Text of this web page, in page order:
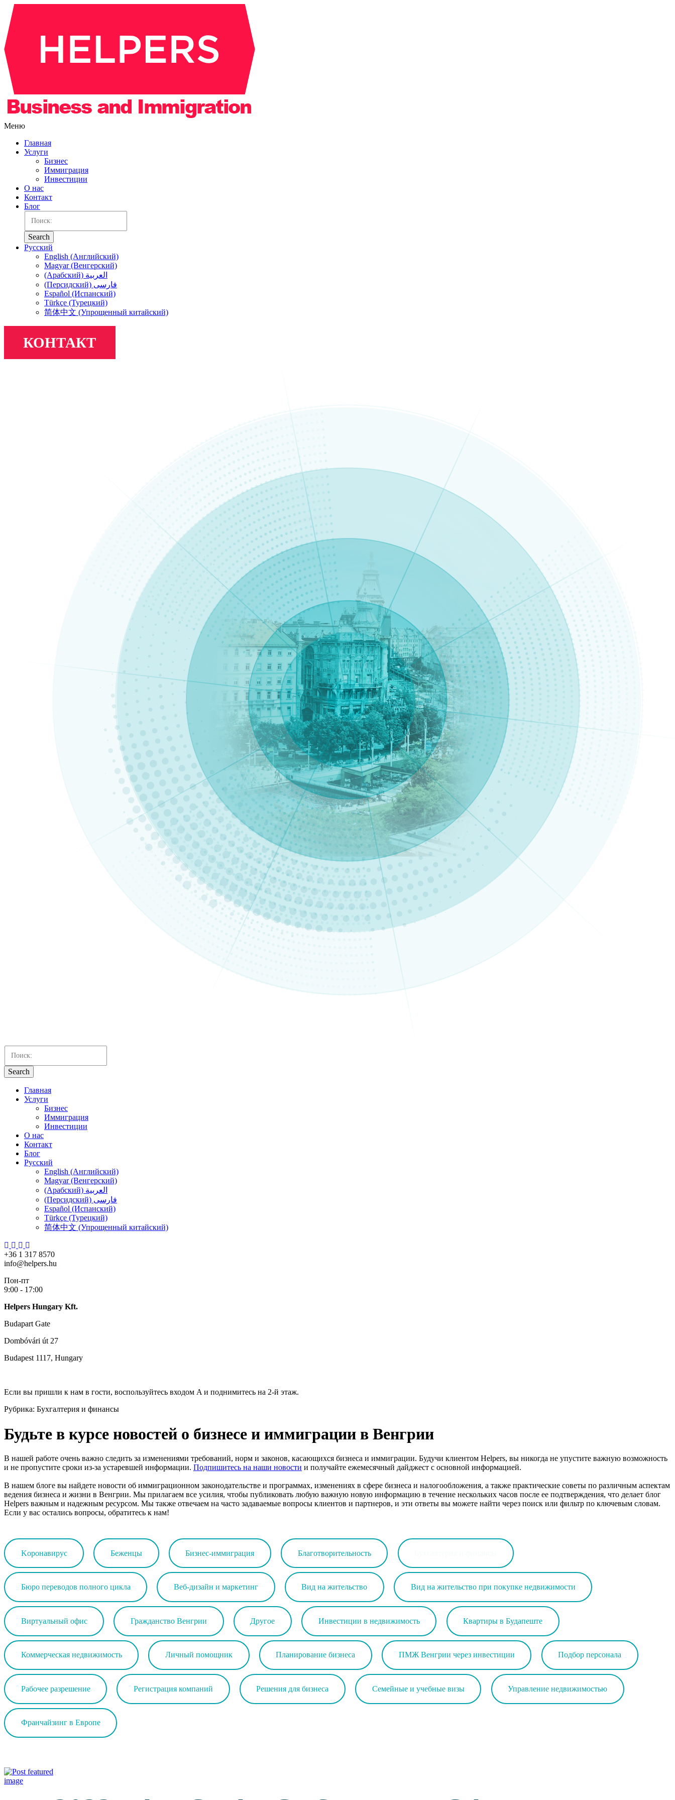
Меню
Главная
Услуги
Бизнес
Иммиграция
Инвестиции
О нас
Контакт
Блог
Search
Русский
English (Английский)
Magyar (Венгерский)
(Арабский) العربية
(Персидский) فارسی
Español (Испанский)
Türkçe (Турецкий)
简体中文 (Упрощенный китайский)
КОНТАКТ
Search
Главная
Услуги
Бизнес
Иммиграция
Инвестиции
О нас
Контакт
Блог
Русский
English (Английский)
Magyar (Венгерский)
(Арабский) العربية
(Персидский) فارسی
Español (Испанский)
Türkçe (Турецкий)
简体中文 (Упрощенный китайский)
+36 1 317 8570
info@helpers.hu
Пон-пт
9:00 - 17:00
Helpers Hungary Kft.
Budapart Gate
Dombóvári út 27
Budapest 1117, Hungary
Если вы пришли к нам в гости, воспользуйтесь входом A и поднимитесь на 2-й этаж.
Рубрика: Бухгалтерия и финансы
Будьте в курсе новостей о бизнесе и иммиграции в Венгрии
В нашей работе очень важно следить за изменениями требований, норм и законов, касающихся бизнеса и иммиграции. Будучи клиентом Helpers, вы никогда не упустите важную возможность
и не пропустите сроки из-за устаревшей информации. Подпишитесь на наши новости и получайте ежемесячный дайджест с основной информацией.
В нашем блоге вы найдете новости об иммиграционном законодательстве и программах, изменениях в сфере бизнеса и налогообложения, а также практические советы по различным аспектам
ведения бизнеса и жизни в Венгрии. Мы прилагаем все усилия, чтобы публиковать любую важную новую информацию в течение нескольких часов после ее подтверждения, что делает блог
Helpers важным и надежным ресурсом. Мы также отвечаем на часто задаваемые вопросы клиентов и партнеров, и эти ответы вы можете найти через поиск или фильтр по ключевым словам.
Если у вас остались вопросы, обратитесь к нам!
Kоронавирус Беженцы Бизнес-иммиграция Благотворительность
Бюро переводов полного цикла Веб-дизайн и маркетинг Вид на жительство Вид на жительство при покупке недвижимости
Виртуальный офис Гражданство Венгрии Другое Инвестиции в недвижимость Квартиры в Будапеште
Коммерческая недвижимость Личный помощник Планирование бизнеса ПМЖ Венгрии через инвестиции Подбор персонала
Рабочее разрешение Регистрация компаний Решения для бизнеса Семейные и учебные визы Управление недвижимостью
Франчайзинг в Европе